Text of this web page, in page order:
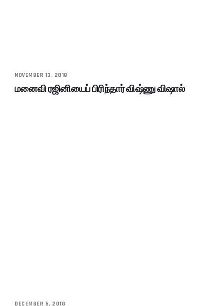
NOVEMBER 13, 2018
மனைவி ரஜினியைப் பிரிந்தார் விஷ்ணு விஷால்
DECEMBER 6, 2018